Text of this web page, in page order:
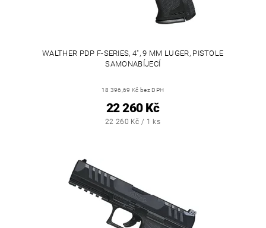
WALTHER PDP F-SERIES, 4", 9 MM LUGER, PISTOLE
SAMONABÍJECÍ
18 396,69 Kč bez DPH
22 260 Kč
22 260 Kč / 1 ks